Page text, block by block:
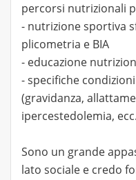
percorsi nutrizionali
- nutrizione sportiva
plicometria e BIA
- educazione
- specifiche
(gravidanza,
ipercestedolemia,
Sono un grande
lato sociale e credo